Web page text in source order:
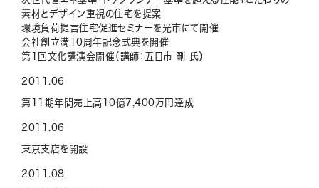
素材とデザイン重視の住宅を提案
環境負荷提言住宅促進セミナーを光市にて開催
会社創立満10周年記念式典を開催
第1回文化講演会開催（講師：五日市 剛 氏）
2011.06
第11期年間売上高10億7,400万円達成
2011.06
東京支店を開設
2011.08